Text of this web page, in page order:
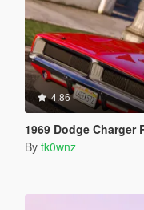
4.86
1969 Dodge Charger R/T
By tk0wnz